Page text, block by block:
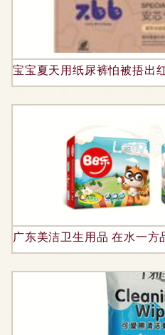
宝宝夏天用纸尿裤怕被捂出
广东美洁卫生用品 在水一